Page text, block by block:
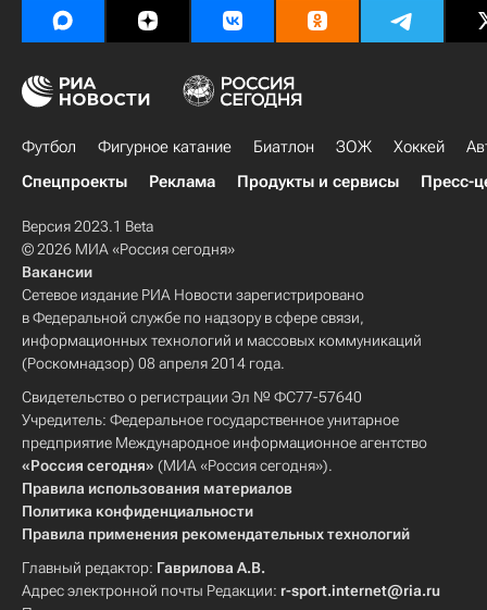
Футбол Фигурное катание Биатлон ЗОЖ Хоккей
Спецпроекты
Реклама Продукты и сервисы Пресс-
Версия 2023.1 Beta
© 2026 МИА «Россия сегодня»
Вакансии
Сетевое издание РИА Новости зарегистрировано
в Федеральной службе по надзору в сфере связи,
информационных технологий и массовых коммуникаций
(Роскомнадзор) 08 апреля 2014 года.
Свидетельство о регистрации Эл № ФС77-57640
Учредитель: Федеральное государственное унитарное
предприятие Международное информационное агентство
«Россия сегодня» (МИА «Россия сегодня»).
Правила использования материалов
Политика конфиденциальности
Правила применения рекомендательных технологий
Главный редактор: Гаврилова А.В.
Адрес электронной почты Редакции: r-sport.internet@ria.ru